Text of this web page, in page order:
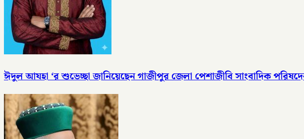
ঈদুল আযহা ‘র শুভেচ্ছা জানিয়েছেন গাজীপুর জেলা পেশাজীবি সাংবাদিক